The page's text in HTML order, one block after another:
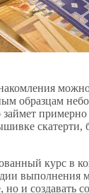
образцам
скатерти,
курс в
выполнения
и создавать